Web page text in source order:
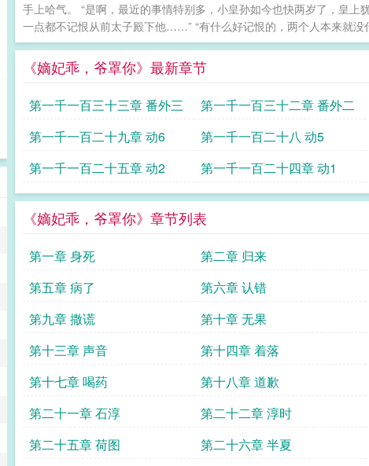
手上哈气。 “是啊，最近的事情特别多，小皇孙如今也快两岁了，皇
一点都不记恨从前太子殿下他……” “有什么好记恨的，两个人本来就没
《嫡妃乖，爷罩你》最新章节
第一千一百三十三章 番外三 第一千一百三十二章 番外二
第一千一百二十九章 动6
第一千一百二十八 动5
第一千一百二十五章 动2
第一千一百二十四章 动1
《嫡妃乖，爷罩你》章节列表
第一章 身死 第二章 归来
第五章 病了
第六章 认错
第九章 撒谎
第十章 无果
第十三章 声音
第十四章 着落
第十七章 喝药
第十八章 道歉
第二十一章 石淳
第二十二章 淳时
第二十五章 荷图
第二十六章 半夏